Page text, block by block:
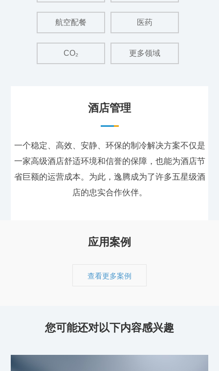
航空配餐 医药
CO₂ 更多领域
酒店管理
一个稳定、高效、安静、环保的制冷解决方案不仅是
一家高级酒店舒适环境和信誉的保障，也能为酒店节
省巨额的运营成本。为此，逸腾成为了许多五星级酒
店的忠实合作伙伴。
应用案例
查看更多案例
您可能还对以下内容感兴趣